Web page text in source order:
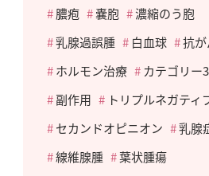
膿疱
嚢胞
濃縮のう胞
乳腺過誤腫
白血球
抗
ホルモン治療
カテゴリー3
副作用
トリプルネガティ
セカンドオピニオン
乳腺
線維腺腫
葉状腫瘍